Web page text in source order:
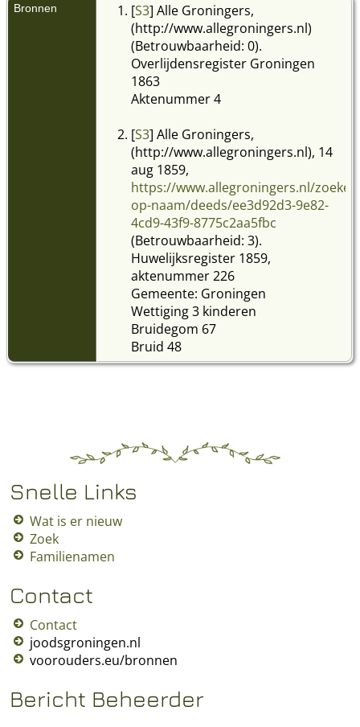
Bronnen [S3] Alle Groningers,
(http://www.allegroningers.nl)
(Betrouwbaarheid: 0).
Overlijdensregister Groningen
1863
Aktenummer 4
[S3] Alle Groningers,
(http://www.allegroningers.nl), 14
aug 1859,
https://www.allegroningers.nl/
op-naam/deeds/ee3d92d3-9e82-
4cd9-43f9-8775c2aa5fbc
(Betrouwbaarheid: 3).
Huwelijksregister 1859,
aktenummer 226
Gemeente: Groningen
Wettiging 3 kinderen
Bruidegom 67
Bruid 48
Snelle Links
Wat is er nieuw
Zoek
Familienamen
Contact
Contact
joodsgroningen.nl
voorouders.eu/bronnen
Bericht Beheerder